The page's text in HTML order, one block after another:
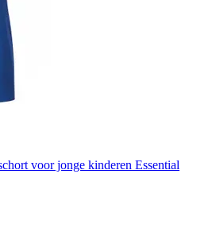
voor jonge kinderen Essential